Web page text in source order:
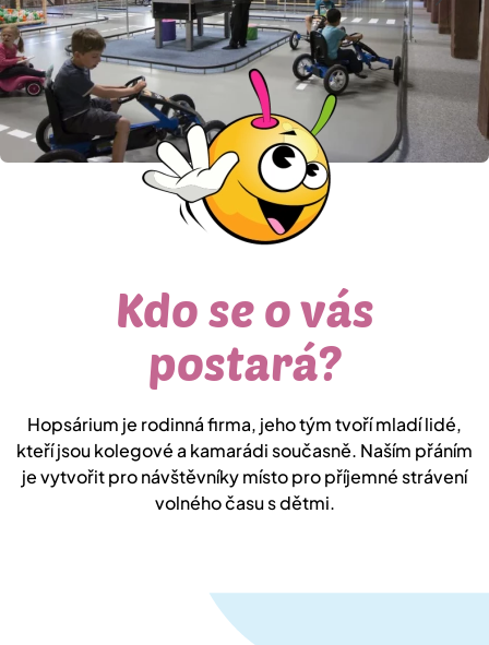
Kdo se o vás
postará?
Hopsárium je rodinná firma, jeho tým tvoří mladí lidé,
kteří jsou kolegové a kamarádi současně. Naším přáním
je vytvořit pro návštěvníky místo pro příjemné strávení
volného času s dětmi.